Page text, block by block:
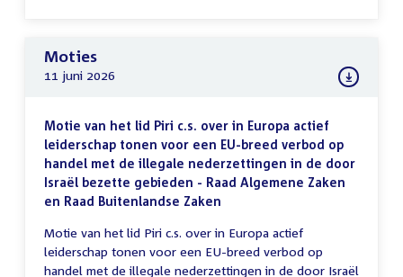
Moties
11 juni 2026
Motie van het lid Piri c.s. over in Europa actief
leiderschap tonen voor een EU-breed verbod op
handel met de illegale nederzettingen in de door
Israël bezette gebieden - Raad Algemene Zaken
en Raad Buitenlandse Zaken
Motie van het lid Piri c.s. over in Europa actief
leiderschap tonen voor een EU-breed verbod op
handel met de illegale nederzettingen in de door Israël